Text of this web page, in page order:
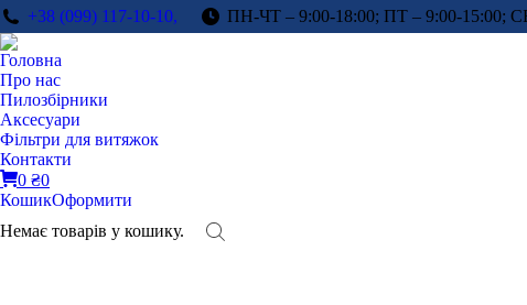
+38 (099) 117-10-10, ПН-ЧТ – 9:00-18:00; ПТ – 9:00-15:00;
Головна
Про нас
Пилозбірники
Аксесуари
Фільтри для витяжок
Контакти
0 ₴0
КошикОформити
Немає товарів у кошику.